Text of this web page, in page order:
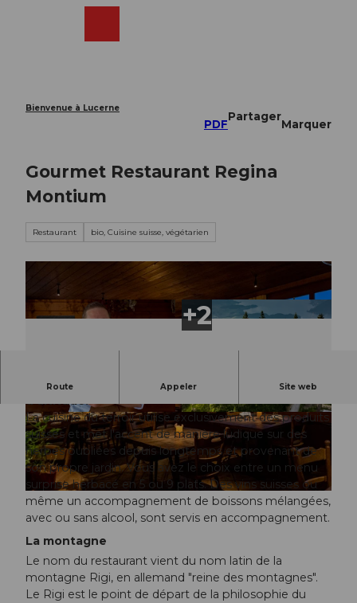
Bienvenue à Lucerne
PDF
Partager
Marquer
Gourmet Restaurant Regina
Montium
Restaurant bio, Cuisine suisse, végétarien
© Kräuterhotel Edelweiss Rigi |CC-BY-NC-ND
© Kräuterhotel Edelweiss Rigi |
CC-BY-NC-ND
© Kräuterhotel Edelweiss Rigi |
CC-BY-NC-ND
Route Appeler Site web
Une véritable expérience gourmande à 1550 m
d'altitude.
La cuisine du terroir utilise exclusivement des produits
suisses et met l'accent de manière ludique sur des
herbes oubliées depuis longtemps et provenant de
son propre jardin. Vous avez le choix entre un menu
surprise herbacé en 5 ou 9 plats. Des vins suisses ou
même un accompagnement de boissons mélangées,
avec ou sans alcool, sont servis en accompagnement.
La montagne
Le nom du restaurant vient du nom latin de la
montagne Rigi, en allemand "reine des montagnes".
Le Rigi est le point de départ de la philosophie du